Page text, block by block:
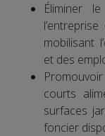
Éliminer
mobilisant
et des
courts
surfaces
foncier